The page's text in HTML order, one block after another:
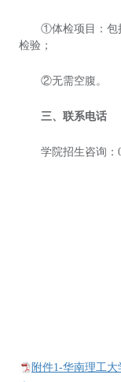
①体检项目：包
检验；
②无需空腹。
三、联系电话
学院招生咨询：
附件1-华南理工